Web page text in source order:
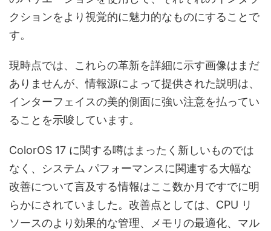
クションをより視覚的に魅力的なものにすることで
す。
現時点では、これらの革新を詳細に示す画像はまだ
ありませんが、情報源によって提供された説明は、
インターフェイスの美的側面に強い注意を払ってい
ることを示唆しています。
ColorOS 17 に関する噂はまったく新しいものでは
なく、システム パフォーマンスに関連する大幅な
改善について言及する情報はここ数か月ですでに明
らかにされていました。改善点としては、CPU リ
ソースのより効果的な管理、メモリの最適化、マル